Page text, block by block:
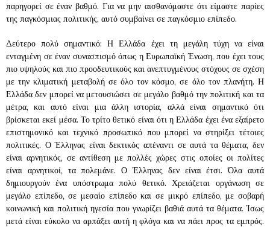
παρηγορεί σε έναν βαθμό. Για να μην αισθανόμαστε ότι είμαστε παρίες
της παγκόσμιας πολιτικής, αυτό συμβαίνει σε παγκόσμιο επίπεδο.
Δεύτερο πολύ σημαντικό: Η Ελλάδα έχει τη μεγάλη τύχη να είναι
ενταγμένη σε έναν συνασπισμό όπως η Ευρωπαϊκή Ένωση, που έχει τους
πιο υψηλούς και πιο προοδευτικούς και ανεπτυγμένους στόχους σε σχέση
με την κλιματική μεταβολή σε όλο τον κόσμο, σε όλο τον πλανήτη. Η
Ελλάδα δεν μπορεί να μετουσιώσει σε μεγάλο βαθμό την πολιτική και τα
μέτρα, και αυτό είναι μια άλλη ιστορία, αλλά είναι σημαντικό ότι
βρίσκεται εκεί μέσα. Το τρίτο θετικό είναι ότι η Ελλάδα έχει ένα εξαίρετο
επιστημονικό και τεχνικό προσωπικό που μπορεί να στηρίξει τέτοιες
πολιτικές. Ο Έλληνας είναι δεκτικός απέναντι σε αυτά τα θέματα, δεν
είναι αρνητικός, σε αντίθεση με πολλές χώρες στις οποίες οι πολίτες
είναι αρνητικοί, τα πολεμάνε. Ο Έλληνας δεν είναι έτσι. Όλα αυτά
δημιουργούν ένα υπόστρωμα πολύ θετικό. Χρειάζεται οργάνωση σε
μεγάλο επίπεδο, σε μεσαίο επίπεδο και σε μικρό επίπεδο, με σοβαρή
κοινωνική και πολιτική ηγεσία που γνωρίζει βαθιά αυτά τα θέματα. Ίσως
μετά είναι εύκολο να αρπάξει αυτή η φλόγα και να πάει προς τα εμπρός.